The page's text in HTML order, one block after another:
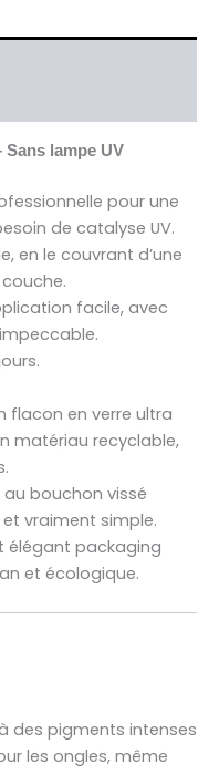
lampe UV
pour une
de catalyse UV.
en le couvrant d’une
facile, avec
flacon en verre ultra
matériau recyclable,
bouchon vissé
vraiment simple.
élégant packaging
et écologique.
des pigments intenses
les ongles, même